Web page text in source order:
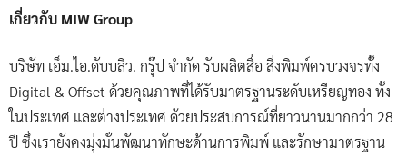
เกี่ยวกับ MIW Group
บริษัท เอ็ม.ไอ.ดับบลิว. กรุ๊ป จำกัด รับผลิตสื่อ สิ่งพิมพ์ครบวงจรทั้ง
Digital & Offset ด้วยคุณภาพที่ได้รับมาตรฐานระดับเหรียญทอง ทั้ง
ในประเทศ และต่างประเทศ ด้วยประสบการณ์ที่ยาวนานมากกว่า 28
ปี ซึ่งเรายังคงมุ่งมั่นพัฒนาทักษะด้านการพิมพ์ และรักษามาตรฐาน